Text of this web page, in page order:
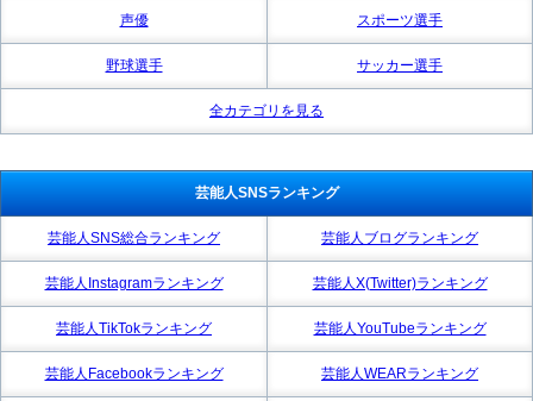
声優 スポーツ選手
野球選手 サッカー選手
全カテゴリを見る
芸能人SNSランキング
芸能人SNS総合ランキング 芸能人ブログランキング
芸能人Instagramランキング 芸能人X(Twitter)ランキング
芸能人TikTokランキング 芸能人YouTubeランキング
芸能人Facebookランキング 芸能人WEARランキング